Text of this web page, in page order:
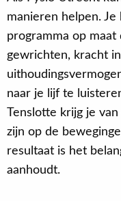
manieren helpen.
programma op
gewrichten, kracht
naar je lijf te
Tenslotte krijg je
zijn op de
resultaat is het
aanhoudt.